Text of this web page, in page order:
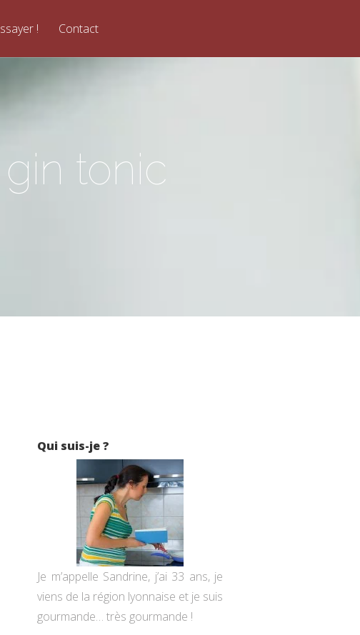
! Contact
tonic
Qui suis-je ?
Je m’appelle Sandrine, j’ai 33 ans, je
viens de la région lyonnaise et je suis
gourmande… très gourmande !